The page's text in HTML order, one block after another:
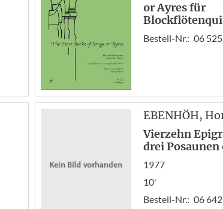
or Ayres für
Bestell-Nr.: 06 525
EBENHÖH,
Vierzehn
drei Posaunen
1977
10'
Bestell-Nr.: 06 642